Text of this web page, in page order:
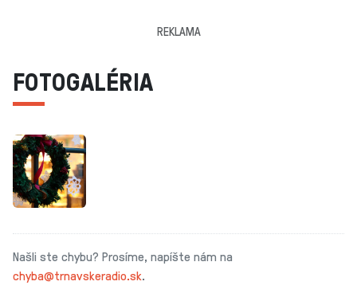
REKLAMA
FOTOGALÉRIA
Našli ste chybu? Prosíme, napíšte nám na
chyba@trnavskeradio.sk.